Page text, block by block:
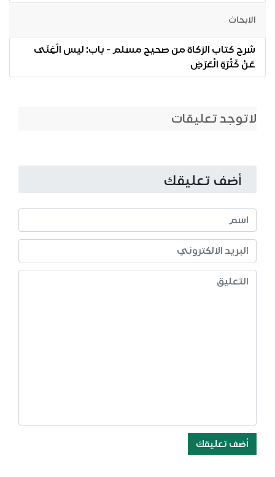
الابحاث
شرح كتاب الزكاة من صحيح مسلم - باب: ليس الْغِنَى
عَنْ كَثْرَةِ الْعَرَضِ
لاتوجد تعليقات
أضف تعليقك
أضف تعليقك